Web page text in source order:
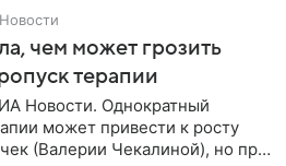
чем может грозить
терапии
Новости. Однократный
может привести к росту
(Валерии Чекалиной), но при